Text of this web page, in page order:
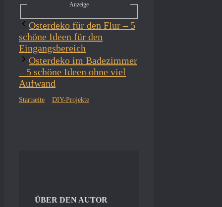
Anzeige
Osterdeko für den Flur – 5
schöne Ideen für den
Eingangsbereich
Osterdeko im Badezimmer
– 5 schöne Ideen ohne viel
Aufwand
Startseite DIY-Projekte
ÜBER DEN AUTOR